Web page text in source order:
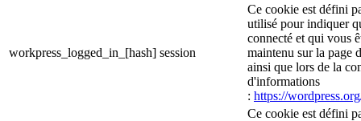
workpress_logged_in_[hash] session
Ce cookie est défini
utilisé pour indiquer
connecté et qui vous
maintenu sur la page
ainsi que lors de la
d'informations
: https://
Ce cookie est défini